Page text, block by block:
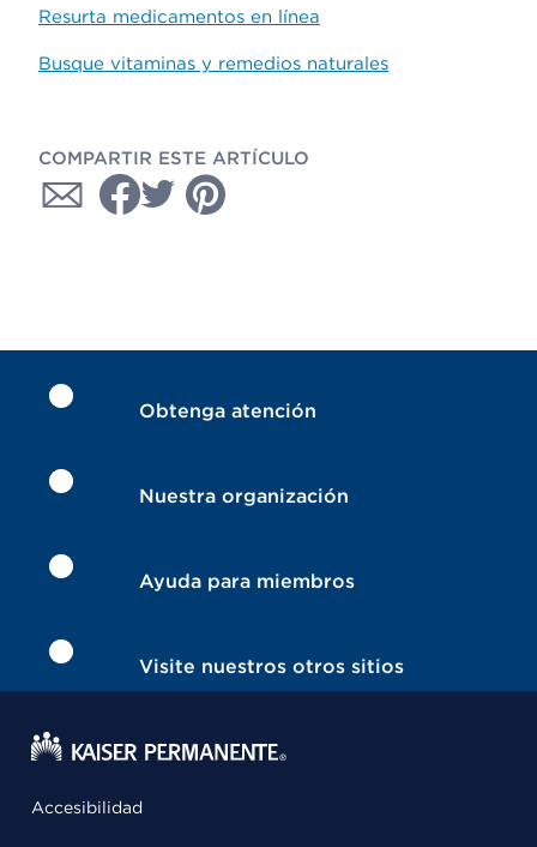
Resurta medicamentos en línea
Busque vitaminas y remedios naturales
COMPARTIR ESTE ARTÍCULO
Obtenga atención
Nuestra organización
Ayuda para miembros
Visite nuestros otros sitios
Accesibilidad